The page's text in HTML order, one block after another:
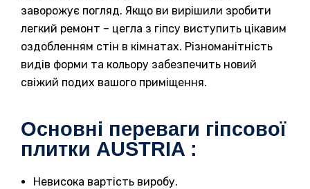
заворожує погляд. Якщо ви вирішили зробити
легкий ремонт – цегла з гіпсу виступить цікавим
оздобленням стін в кімнатах. Різноманітність
видів форми та кольору забезпечить новий
свіжий подих вашого приміщення.
Основні переваги гіпсової
плитки AUSTRIA :
Невисока вартість виробу.